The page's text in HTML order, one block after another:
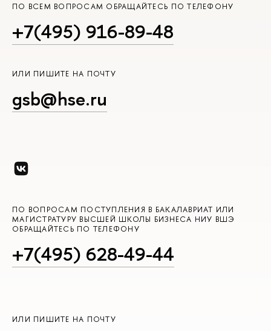
ПО ВСЕМ ВОПРОСАМ ОБРАЩАЙТЕСЬ ПО ТЕЛЕФОНУ
+7(495) 916-89-48
ИЛИ ПИШИТЕ НА ПОЧТУ
gsb@hse.ru
ПО ВОПРОСАМ ПОСТУПЛЕНИЯ В БАКАЛАВРИАТ ИЛИ
МАГИСТРАТУРУ ВЫСШЕЙ ШКОЛЫ БИЗНЕСА НИУ ВШЭ
ОБРАЩАЙТЕСЬ ПО ТЕЛЕФОНУ
+7(495) 628-49-44
ИЛИ ПИШИТЕ НА ПОЧТУ